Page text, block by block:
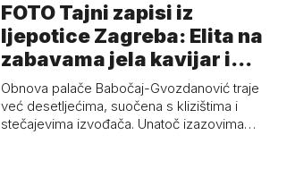
FOTO Tajni zapisi iz
ljepotice Zagreba: Elita na
zabavama jela kavijar i
pud…
Obnova palače Babočaj-Gvozdanović traje
već desetljećima, suočena s klizištima i
stečajevima izvođača. Unatoč izazovima…